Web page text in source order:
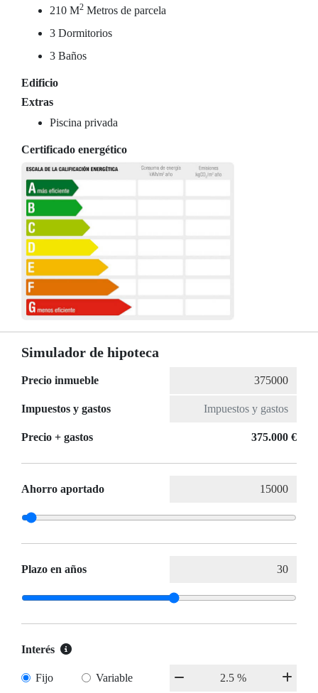
210 M2 Metros de parcela
3 Dormitorios
3 Baños
Edificio
Extras
Piscina privada
Certificado energético
Simulador de hipoteca
Precio inmueble
Impuestos y gastos
Precio + gastos 375.000 €
Ahorro aportado
Plazo en años
Interés
Fijo Variable